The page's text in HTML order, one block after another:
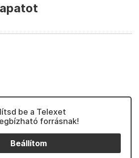
be a Telexet
forrásnak!
Beállítom